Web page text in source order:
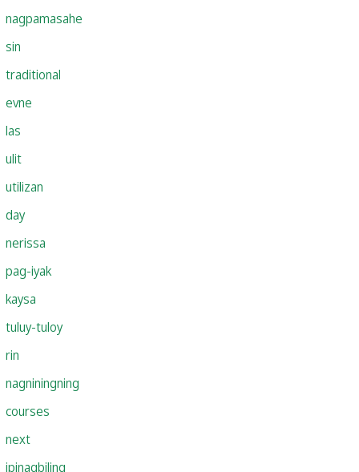
nagpamasahe
sin
traditional
evne
las
ulit
utilizan
day
nerissa
pag-iyak
kaysa
tuluy-tuloy
rin
nagniningning
courses
next
ipinagbiling